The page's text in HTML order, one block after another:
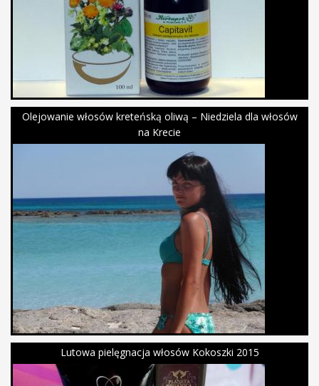
Olejowanie włosów kreteńską oliwą – Niedziela dla włosów
na Krecie
Lutowa pielęgnacja włosów Kokoszki 2015